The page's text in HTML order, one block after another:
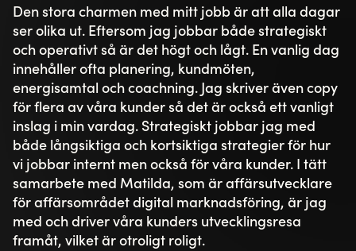
Den stora charmen med mitt jobb är att alla dagar
ser olika ut. Eftersom jag jobbar både strategiskt
och operativt så är det högt och lågt. En vanlig dag
innehåller ofta planering, kundmöten,
energisamtal och coachning. Jag skriver även copy
för flera av våra kunder så det är också ett vanligt
inslag i min vardag. Strategiskt jobbar jag med
både långsiktiga och kortsiktiga strategier för hur
vi jobbar internt men också för våra kunder. I tätt
samarbete med Matilda, som är affärsutvecklare
för affärsområdet digital marknadsföring, är jag
med och driver våra kunders utvecklingsresa
framåt, vilket är otroligt roligt.